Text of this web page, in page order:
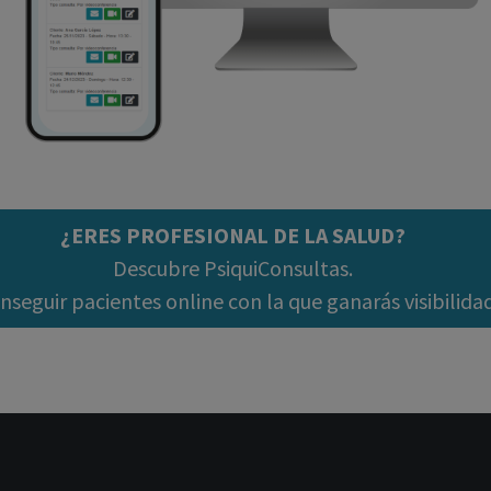
¿ERES PROFESIONAL DE LA SALUD?
Descubre PsiquiConsultas.
pacientes online con la que ganarás